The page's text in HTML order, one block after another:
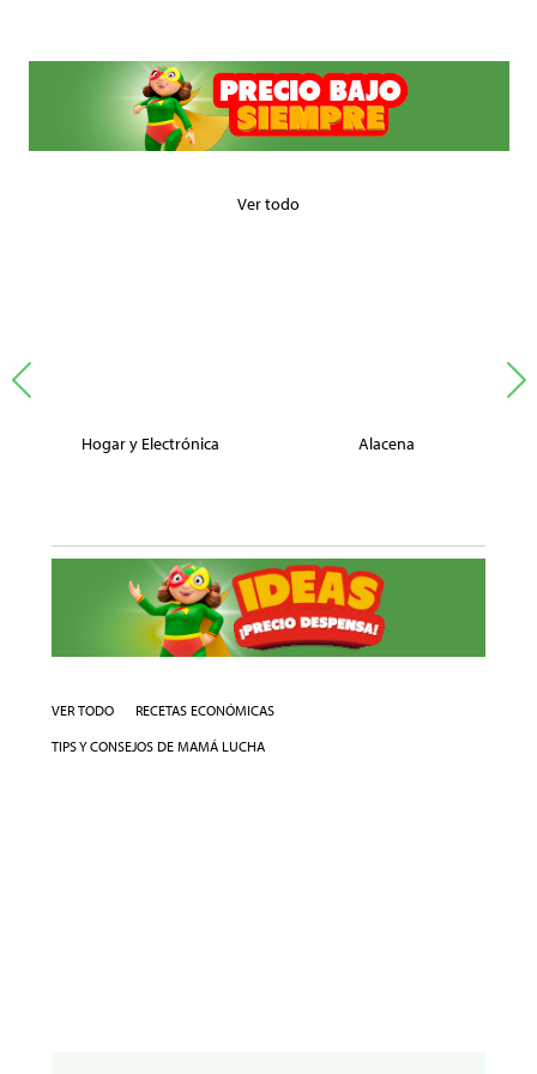
Ver todo
Hogar y Electrónica Alacena
VER TODO
RECETAS ECONÓMICAS
TIPS Y CONSEJOS DE MAMÁ LUCHA